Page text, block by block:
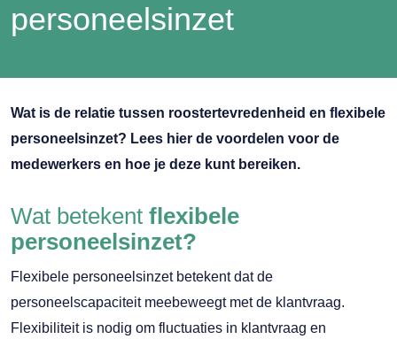
personeelsinzet
Wat is de relatie tussen roostertevredenheid en flexibele
personeelsinzet? Lees hier de voordelen voor de
medewerkers en hoe je deze kunt bereiken.
Wat betekent flexibele
personeelsinzet?
Flexibele personeelsinzet betekent dat de
personeelscapaciteit meebeweegt met de klantvraag.
Flexibiliteit is nodig om fluctuaties in klantvraag en